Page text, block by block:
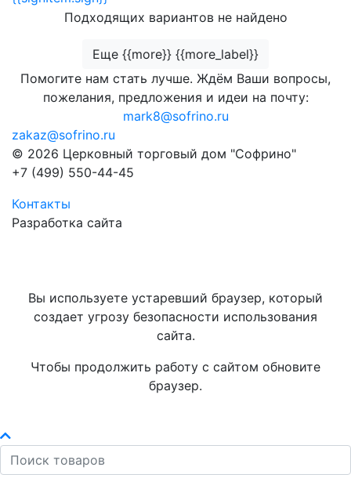
Подходящих вариантов не найдено
Еще {{more}} {{more_label}}
Помогите нам стать лучше. Ждём Ваши вопросы,
пожелания, предложения и идеи на почту:
mark8@sofrino.ru
zakaz@sofrino.ru
© 2026 Церковный торговый дом "Софрино"
+7 (499) 550-44-45
Контакты
Разработка сайта
Вы используете устаревший браузер, который
создает угрозу безопасности использования
сайта.
Чтобы продолжить работу с сайтом обновите
браузер.